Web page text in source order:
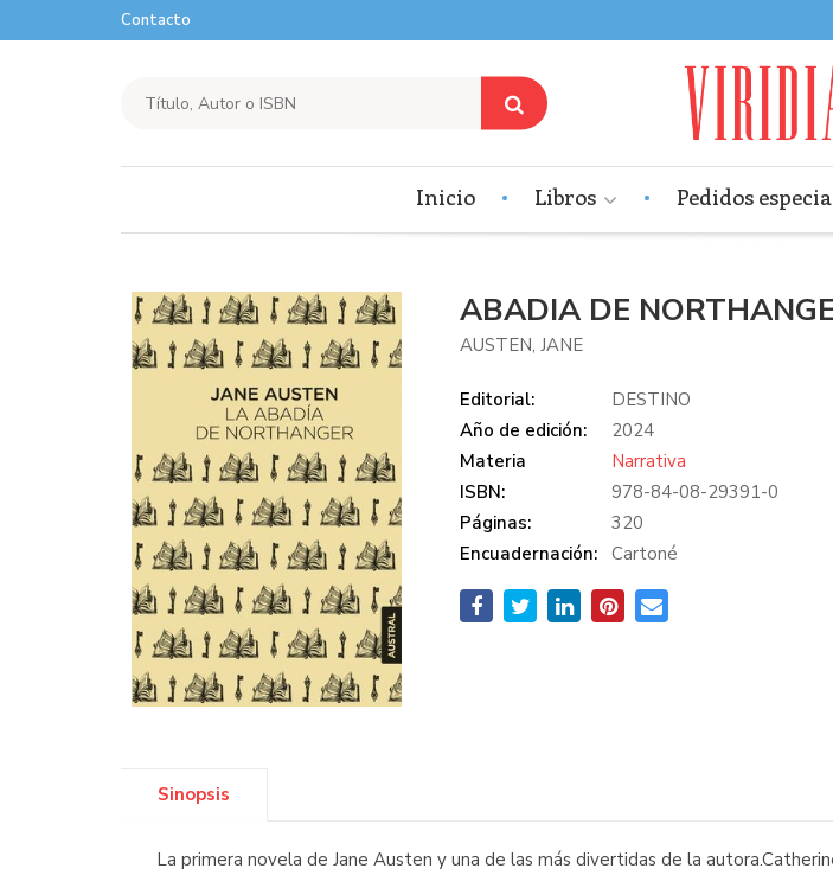
Contacto
Inicio Libros Pedidos
ABADIA DE
AUSTEN, JANE
Editorial:
DESTINO
Año de edición:
2024
Materia
Narrativa
ISBN:
978-84-08-29391-0
Páginas:
320
Encuadernación:
Cartoné
Sinopsis
La primera novela de Jane Austen y una de las más divertidas de la